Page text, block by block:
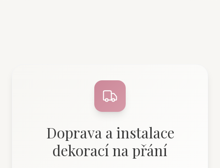
Doprava a instalace
dekorací na přání